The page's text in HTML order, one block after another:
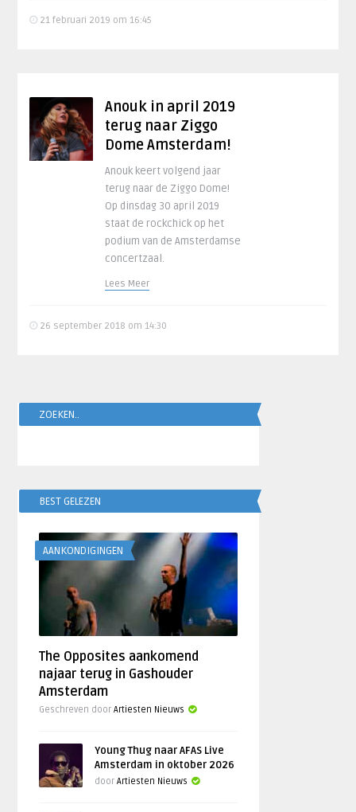
21 februari 2019 om 16:45
Anouk in april 2019
terug naar Ziggo
Dome Amsterdam!
Anouk keert volgend jaar
terug naar de Ziggo Dome!
Op dinsdag 30 april 2019
staat de rockchick op het
podium van de Amsterdamse
concertzaal.
Lees Meer
26 september 2018 om 14:30
ZOEKEN..
BEST GELEZEN
AANKONDIGINGEN
The Opposites aankomend
najaar terug in Gashouder
Amsterdam
Geschreven doorArtiesten Nieuws
Young Thug naar AFAS Live
Amsterdam in oktober 2026
doorArtiesten Nieuws